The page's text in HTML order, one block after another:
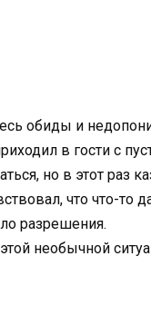
обиды и
в гости с
но в этот раз
что что-
разрешения.
необычной